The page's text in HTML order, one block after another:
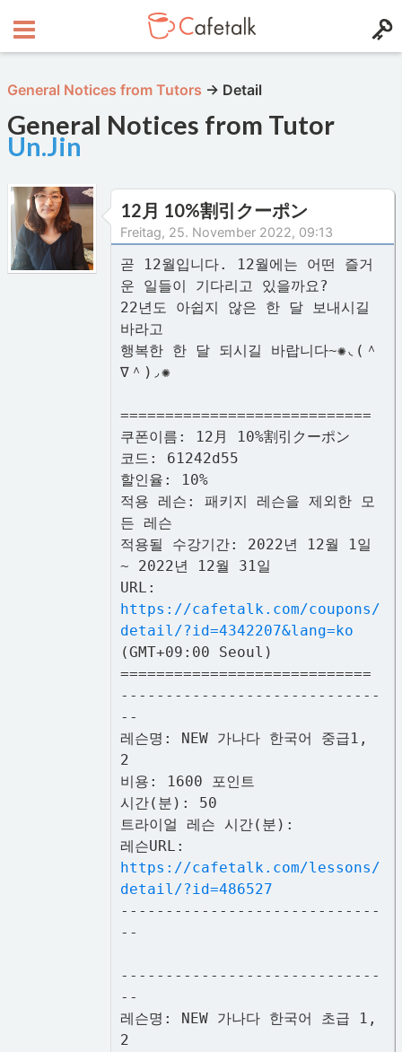
General Notices from Tutors → Detail
General Notices from Tutor
Un.Jin
12月 10%割引クーポン
Freitag, 25. November 2022, 09:13
곧 12월입니다. 12월에는 어떤 즐거
운 일들이 기다리고 있을까요?
22년도 아쉽지 않은 한 달 보내시길
바라고
행복한 한 달 되시길 바랍니다~✺◟(＾
∇＾)◞✺
============================
쿠폰이름: 12月 10%割引クーポン
코드: 61242d55
할인율: 10%
적용 레슨: 패키지 레슨을 제외한 모
든 레슨
적용될 수강기간: 2022년 12월 1일
~ 2022년 12월 31일
URL:
https://cafetalk.com/coupons/
detail/?id=4342207&lang=ko
(GMT+09:00 Seoul)
============================
-----------------------------
--
레슨명: NEW 가나다 한국어 중급1,
2
비용: 1600 포인트
시간(분): 50
트라이얼 레슨 시간(분):
레슨URL:
https://cafetalk.com/lessons/
detail/?id=486527
-----------------------------
--
-----------------------------
--
레슨명: NEW 가나다 한국어 초급 1,
2